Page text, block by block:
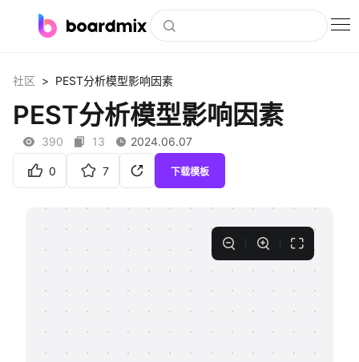
社区资源
下载
客户案例
社区 > PEST分析模型影响因素
PEST分析模型影响因素
390 13 2024.06.07
0 7 下载模板